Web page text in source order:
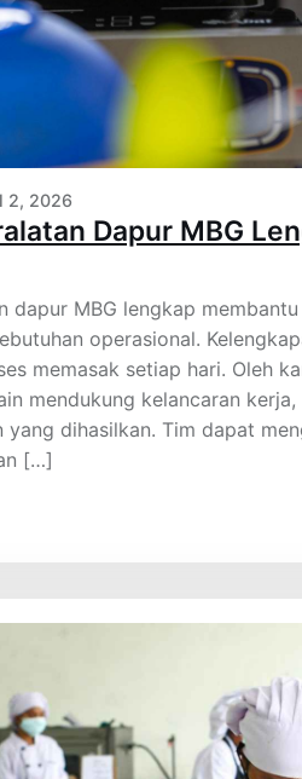
2, 2026
Dapur MBG
dapur MBG lengkap
operasional.
memasak setiap hari. Oleh
mendukung kelancaran
yang dihasilkan. Tim dapat
[…]